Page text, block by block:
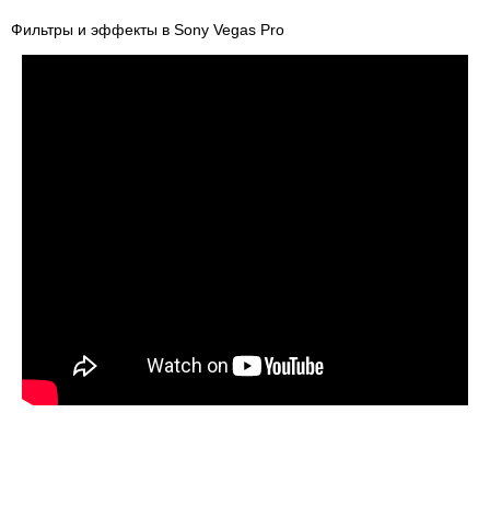
Фильтры и эффекты в Sony Vegas Pro